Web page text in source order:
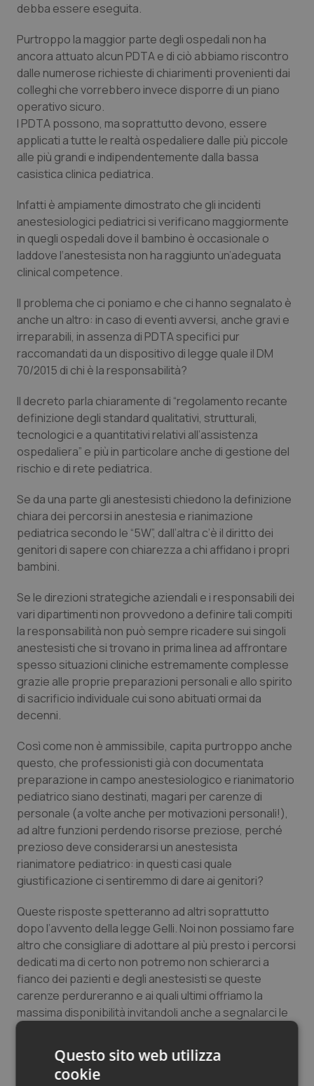
Lombardia
Marche
Molise
Piemonte
Provincia Autonoma di Bolzano
Provincia Autonoma di Trento
Puglia
Sardegna
Sicilia
Umbria
Valle D’Aosta
Veneto
Dolore
Donna & Salute
Epatiti
HIV
Infezioni & Febbre
Ipertensione & Scompenso
Malattie rare
Malattia di Crohn & Rettocolite Ulcerosa
Neuroscienze & patologie neurodegenerative
Oftalmologia
Oncodermatologia
Oncoematologia
Oncologia & Nutrizione
Psoriasi & pelle
Quotidiano Cardiologia
Quotidiano Chirurgia
Quotidiano Oncologia
Quotidiano Pediatria
Rene & patologie urogenitali
Salute orale & impianti
Sangue & coagulazione
Tiroide
Tumore ovarico
Tumori del Polmone & Testa Collo
Tumori gastrointestinali
Vaccini
debba essere eseguita.
Purtroppo la maggior parte degli ospedali non ha
ancora attuato alcun PDTA e di ciò abbiamo riscontro
dalle numerose richieste di chiarimenti provenienti dai
colleghi che vorrebbero invece disporre di un piano
operativo sicuro.
I PDTA possono, ma soprattutto devono, essere
applicati a tutte le realtà ospedaliere dalle più piccole
alle più grandi e indipendentemente dalla bassa
casistica clinica pediatrica.
Infatti è ampiamente dimostrato che gli incidenti
anestesiologici pediatrici si verificano maggiormente
in quegli ospedali dove il bambino è occasionale o
laddove l‘anestesista non ha raggiunto un’adeguata
clinical competence.
Il problema che ci poniamo e che ci hanno segnalato è
anche un altro: in caso di eventi avversi, anche gravi e
irreparabili, in assenza di PDTA specifici pur
raccomandati da un dispositivo di legge quale il DM
70/2015 di chi è la responsabilità?
Il decreto parla chiaramente di “regolamento recante
definizione degli standard qualitativi, strutturali,
tecnologici e a quantitativi relativi all’assistenza
ospedaliera” e più in particolare anche di gestione del
rischio e di rete pediatrica.
Se da una parte gli anestesisti chiedono la definizione
chiara dei percorsi in anestesia e rianimazione
pediatrica secondo le “5W”, dall’altra c’è il diritto dei
genitori di sapere con chiarezza a chi affidano i propri
bambini.
Se le direzioni strategiche aziendali e i responsabili dei
vari dipartimenti non provvedono a definire tali compiti
la responsabilità non può sempre ricadere sui singoli
anestesisti che si trovano in prima linea ad affrontare
spesso situazioni cliniche estremamente complesse
grazie alle proprie preparazioni personali e allo spirito
di sacrificio individuale cui sono abituati ormai da
decenni.
Così come non è ammissibile, capita purtroppo anche
questo, che professionisti già con documentata
preparazione in campo anestesiologico e rianimatorio
pediatrico siano destinati, magari per carenze di
personale (a volte anche per motivazioni personali!),
ad altre funzioni perdendo risorse preziose, perché
prezioso deve considerarsi un anestesista
rianimatore pediatrico: in questi casi quale
giustificazione ci sentiremmo di dare ai genitori?
Queste risposte spetteranno ad altri soprattutto
dopo l’avvento della legge Gelli. Noi non possiamo fare
altro che consigliare di adottare al più presto i percorsi
dedicati ma di certo non potremo non schierarci a
fianco dei pazienti e degli anestesisti se queste
carenze perdureranno e ai quali ultimi offriamo la
massima disponibilità invitandoli anche a segnalarci le
proprie problematiche e offrendo la nostra
collaborazione se vorranno costruire e redigere i
PDTA presso le proprie aziende ospedaliere.
Questo sito web utilizza
cookie